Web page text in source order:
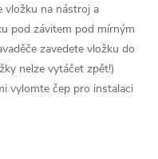
vložku na nástroj a
pod závitem pod mírným
zavedete vložku do
nelze vytáčet zpět!)
vylomte čep pro instalaci